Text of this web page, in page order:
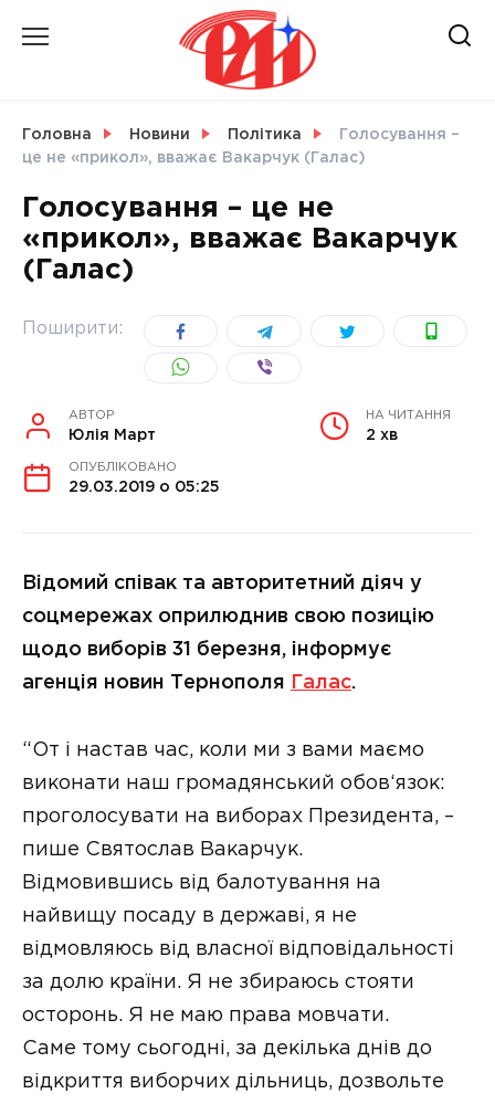
Головна Новини Політика
Голосування –
це не «прикол», вважає Вакарчук (Галас)
Голосування – це не
«прикол», вважає Вакарчук
(Галас)
Поширити:
АВТОР
Юлія Март
НА ЧИТАННЯ
2 хв
ОПУБЛІКОВАНО
29.03.2019 о 05:25
Відомий співак та авторитетний діяч у
соцмережах оприлюднив свою позицію
щодо виборів 31 березня, інформує
агенція новин Тернополя
Галас.
“От і настав час, коли ми з вами маємо
виконати наш громадянський обов‘язок:
проголосувати на виборах Президента, –
пише Святослав Вакарчук.
Відмовившись від балотування на
найвищу посаду в державі, я не
відмовляюсь від власної відповідальності
за долю країни. Я не збираюсь стояти
осторонь. Я не маю права мовчати.
Саме тому сьогодні, за декілька днів до
відкриття виборчих дільниць, дозвольте